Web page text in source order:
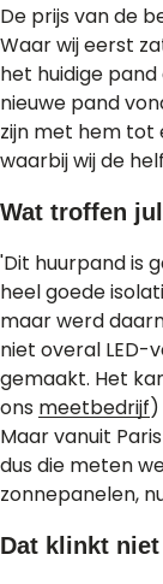
De prijs van de
Waar wij eerst
het huidige
nieuwe pand
zijn met hem tot
waarbij wij de
Wat troffen
'Dit huurpand is
heel goede
maar werd
niet overal LED-
gemaakt. Het
ons meetbedrijf
Maar vanuit
dus die meten
zonnepanelen,
Dat klinkt